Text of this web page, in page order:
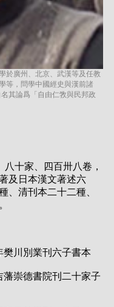
於廣州、北京、武漢等及任教
等，問學中國經史與漢前諸
其論爲「自由仁敩與民邦政
十家、四百卅八卷，
及日本漢文著述六
、清刊本二十二種、
川別業刊六子書本
崇德書院刊二十家子